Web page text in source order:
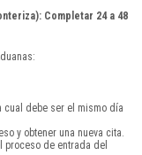
Completar 24 a 48
cual debe ser el mismo día
y obtener una nueva cita.
proceso de entrada del